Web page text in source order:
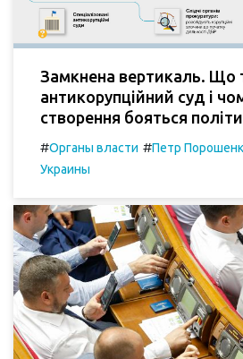
Замкнена вертикаль. Що
антикорупційний суд і
створення бояться
#Органы власти #Петр
Украины